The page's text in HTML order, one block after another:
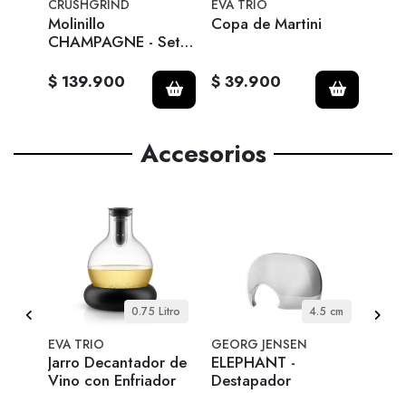
CRUSHGRIND
Molinillo
CHAMPAGNE - Set 2
$ 139.900
EVA TRIO
Copa de Martini
$ 39.900
Accesorios
0.75 Litro
EVA TRIO
Jarro Decantador de
Vino con Enfriador
4.5 cm
GEORG JENSEN
ELEPHANT -
Destapador